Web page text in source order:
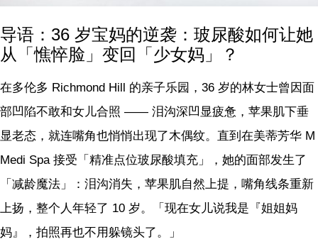
导语：36 岁宝妈的逆袭：玻尿酸如何让她
从「憔悴脸」变回「少女妈」？
在多伦多 Richmond Hill 的亲子乐园，36 岁的林女士曾因面
部凹陷不敢和女儿合照 —— 泪沟深凹显疲惫，苹果肌下垂
显老态，就连嘴角也悄悄出现了木偶纹。直到在美蒂芳华 M
Medi Spa 接受「精准点位玻尿酸填充」，她的面部发生了
「减龄魔法」：泪沟消失，苹果肌自然上提，嘴角线条重新
上扬，整个人年轻了 10 岁。「现在女儿说我是『姐姐妈
妈』，拍照再也不用躲镜头了。」